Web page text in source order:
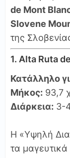
de Mont
Slovene
της
1. Alta Ruta
Κατάλληλο
Μήκος: 93,7
Διάρκεια: 3-
Η «Υψηλή
τα